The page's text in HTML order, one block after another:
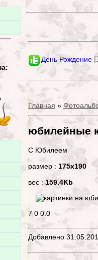
День Рождение
Главная »
юбилейные
С Юбилеем
размер : 175x190
вес : 159.4Kb
7 0 0.0
Добавлено